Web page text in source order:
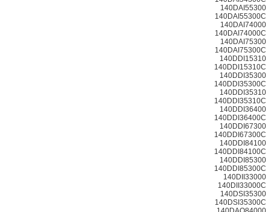
140DAI55300
140DAI55300C
140DAI74000
140DAI74000C
140DAI75300
140DAI75300C
140DDI15310
140DDI15310C
140DDI35300
140DDI35300C
140DDI35310
140DDI35310C
140DDI36400
140DDI36400C
140DDI67300
140DDI67300C
140DDI84100
140DDI84100C
140DDI85300
140DDI85300C
140DII33000
140DII33000C
140DSI35300
140DSI35300C